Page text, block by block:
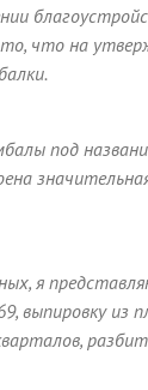
то, что на
под
я
выпировку из